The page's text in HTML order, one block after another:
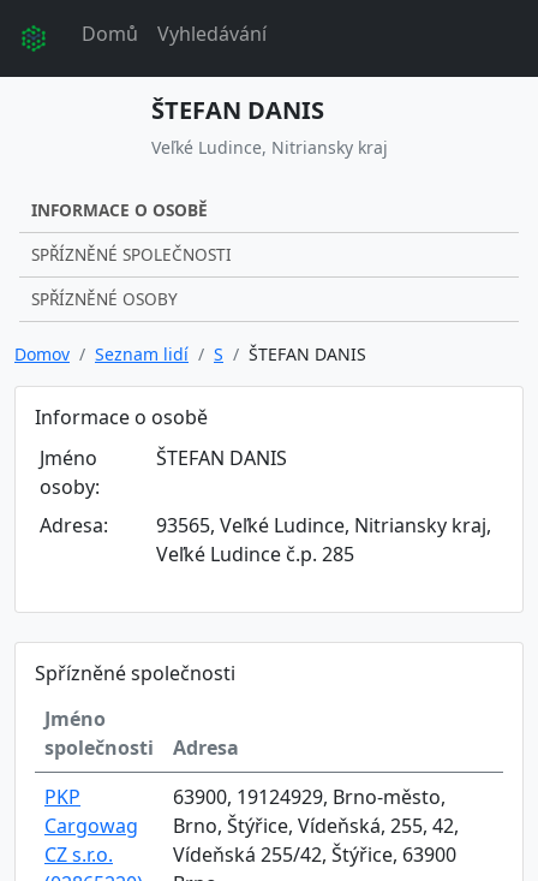
Domů Vyhledávání
ŠTEFAN DANIS
Veľké Ludince, Nitriansky kraj
INFORMACE O OSOBĚ
SPŘÍZNĚNÉ SPOLEČNOSTI
SPŘÍZNĚNÉ OSOBY
Domov Seznam lidí S ŠTEFAN DANIS
Informace o osobě
Jméno
osoby:
ŠTEFAN DANIS
Adresa:
93565, Veľké Ludince, Nitriansky kraj,
Veľké Ludince č.p. 285
Spřízněné společnosti
Jméno
společnosti
Adresa
PKP
Cargowag
CZ s.r.o.
63900, 19124929, Brno-město,
Brno, Štýřice, Vídeňská, 255, 42,
Vídeňská 255/42, Štýřice, 63900